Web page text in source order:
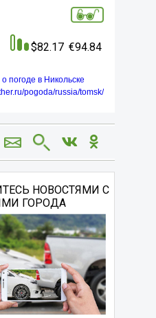
82.17 94.84
погоде в Никольске
pogoda/russia/tomsk/
НОВОСТЯМИ С
ГОРОДА